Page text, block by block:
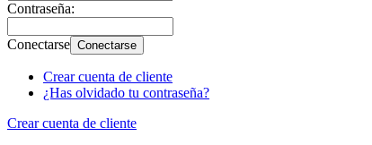
Contraseña:
Conectarse Conectarse
Crear cuenta de cliente
¿Has olvidado tu contraseña?
Crear cuenta de cliente